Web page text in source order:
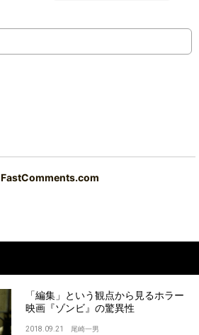
FastComments.com
「編集」という観点から見るホラー
映画『ゾンビ』の驚異性
2018.09.21 尾崎一男